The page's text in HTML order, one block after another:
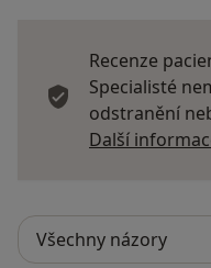
Recenze
Specialisté
odstranění
Další